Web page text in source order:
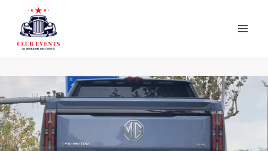
content